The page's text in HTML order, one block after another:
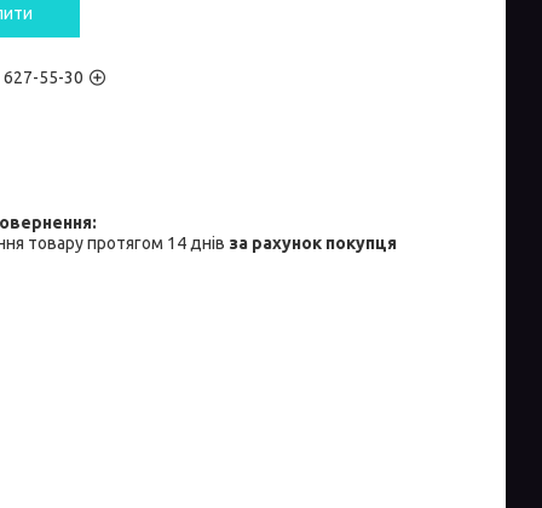
627-55-30
товару протягом 14 днів за рахунок покупця